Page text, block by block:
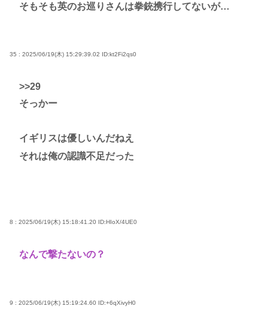
そもそも英のお巡りさんは拳銃携行してないが…
35 : 2025/06/19(木) 15:29:39.02 ID:kt2Fi2qs0
>>29
そっかー
イギリスは優しいんだねえ
それは俺の認識不足だった
8 : 2025/06/19(木) 15:18:41.20 ID:HIoX/4UE0
なんで撃たないの？
9 : 2025/06/19(木) 15:19:24.60 ID:+6qXivyH0